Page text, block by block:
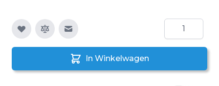
E-mail naar een vriend
Aantal
In Winkelwagen